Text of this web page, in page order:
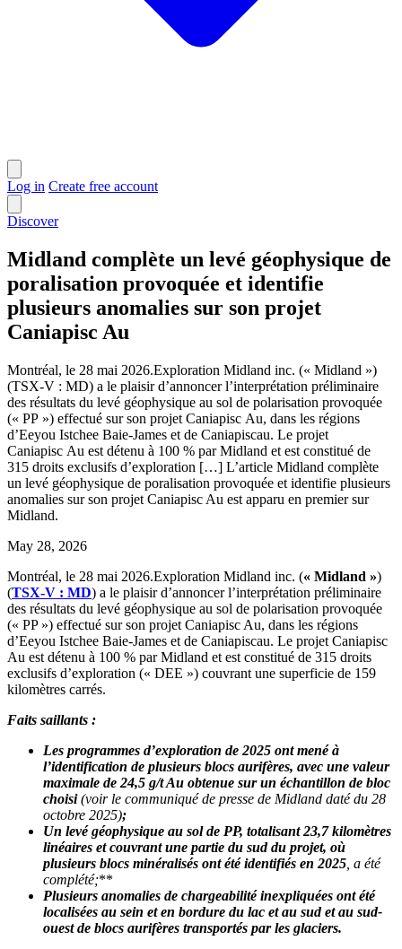
Log in Create free account
Discover
Midland complète un levé géophysique de
poralisation provoquée et identifie
plusieurs anomalies sur son projet
Caniapisc Au
Montréal, le 28 mai 2026.Exploration Midland inc. (« Midland »)
(TSX-V : MD) a le plaisir d’annoncer l’interprétation préliminaire
des résultats du levé géophysique au sol de polarisation provoquée
(« PP ») effectué sur son projet Caniapisc Au, dans les régions
d’Eeyou Istchee Baie-James et de Caniapiscau. Le projet
Caniapisc Au est détenu à 100 % par Midland et est constitué de
315 droits exclusifs d’exploration […] L’article Midland complète
un levé géophysique de poralisation provoquée et identifie plusieurs
anomalies sur son projet Caniapisc Au est apparu en premier sur
Midland.
May 28, 2026
Montréal, le 28 mai 2026.Exploration Midland inc. (« Midland »)
(TSX-V : MD) a le plaisir d’annoncer l’interprétation préliminaire
des résultats du levé géophysique au sol de polarisation provoquée
(« PP ») effectué sur son projet Caniapisc Au, dans les régions
d’Eeyou Istchee Baie-James et de Caniapiscau. Le projet Caniapisc
Au est détenu à 100 % par Midland et est constitué de 315 droits
exclusifs d’exploration (« DEE ») couvrant une superficie de 159
kilomètres carrés.
Faits saillants :
Les programmes d’exploration de 2025 ont mené à
l’identification de plusieurs blocs aurifères, avec une valeur
maximale de 24,5 g/t Au obtenue sur un échantillon de bloc
choisi (voir le communiqué de presse de Midland daté du 28
octobre 2025);
Un levé géophysique au sol de PP, totalisant 23,7 kilomètres
linéaires et couvrant une partie du sud du projet, où
plusieurs blocs minéralisés ont été identifiés en 2025 , a été
complété;**
Plusieurs anomalies de chargeabilité inexpliquées ont été
localisées au sein et en bordure du lac et au sud et au sud-
ouest de blocs aurifères transportés par les glaciers.